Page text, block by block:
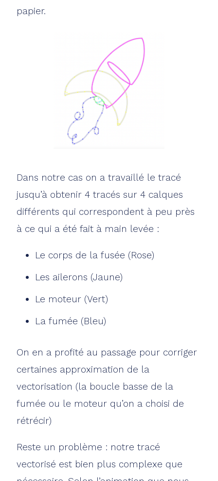
papier.
Dans notre cas on a travaillé le tracé
jusqu’à obtenir 4 tracés sur 4 calques
différents qui correspondent à peu près
à ce qui a été fait à main levée :
Le corps de la fusée (Rose)
Les ailerons (Jaune)
Le moteur (Vert)
La fumée (Bleu)
On en a profité au passage pour corriger
certaines approximation de la
vectorisation (la boucle basse de la
fumée ou le moteur qu’on a choisi de
rétrécir)
Reste un problème : notre tracé
vectorisé est bien plus complexe que